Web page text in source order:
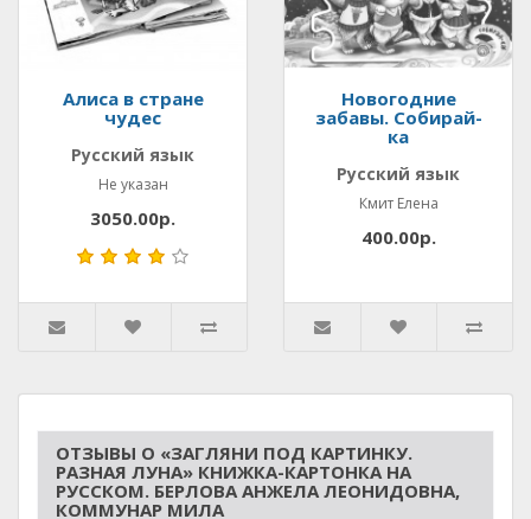
Алиса в стране
чудес
Русский язык
Не указан
3050.00р.
Новогодние
забавы. Собирай-
ка
Русский язык
Кмит Елена
400.00р.
ОТЗЫВЫ О «ЗАГЛЯНИ ПОД КАРТИНКУ.
РАЗНАЯ ЛУНА» КНИЖКА-КАРТОНКА НА
РУССКОМ. БЕРЛОВА АНЖЕЛА ЛЕОНИДОВНА,
КОММУНАР МИЛА